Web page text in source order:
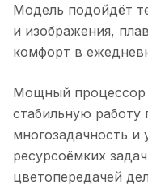
Модель подойдёт
и изображения,
комфорт в
Мощный процессор
стабильную
многозадачность
ресурсоёмких
цветопередачей